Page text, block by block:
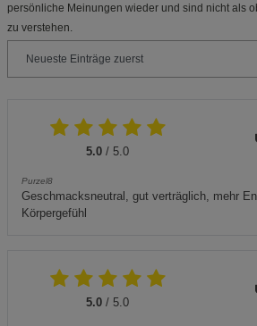
persönliche Meinungen wieder und sind nicht als
zu verstehen.
5.0 / 5.0
Purzel8
Geschmacksneutral, gut verträglich, mehr
Körpergefühl
5.0 / 5.0